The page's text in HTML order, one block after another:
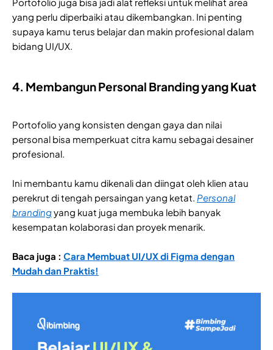
yang perlu diperbaiki atau dikembangkan. Ini penting
supaya kamu terus belajar dan makin profesional dalam
bidang UI/UX.
4. Membangun Personal Branding yang Kuat
Portofolio yang konsisten dengan gaya dan nilai
personal bisa memperkuat citra kamu sebagai desainer
profesional.
Ini membantu kamu dikenali dan diingat oleh klien atau
perekrut di tengah persaingan yang ketat. Personal
brandingyang kuat juga membuka lebih banyak
kesempatan kolaborasi dan proyek menarik.
Baca juga : Cara Membuat UI/UX di Figma dengan
Mudah dan Praktis!